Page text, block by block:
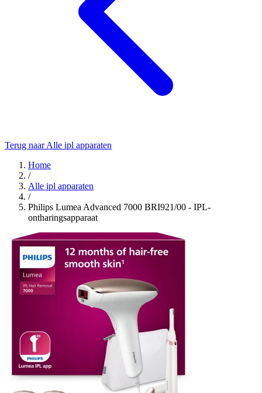
Terug naar Alle ipl apparaten
Home
/
Alle ipl apparaten
/
Philips Lumea Advanced 7000 BRI921/00 - IPL-
ontharingsapparaat